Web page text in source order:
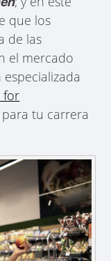
que los
de las
el mercado
for
tu carrera